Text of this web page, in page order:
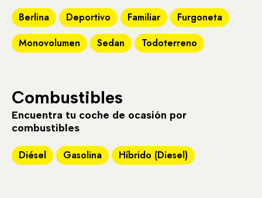
Berlina Deportivo Familiar
Furgoneta
Monovolumen
Sedan Todoterreno
Combustibles
Encuentra tu coche de ocasión por
combustibles
Diésel Gasolina Híbrido (Diesel)